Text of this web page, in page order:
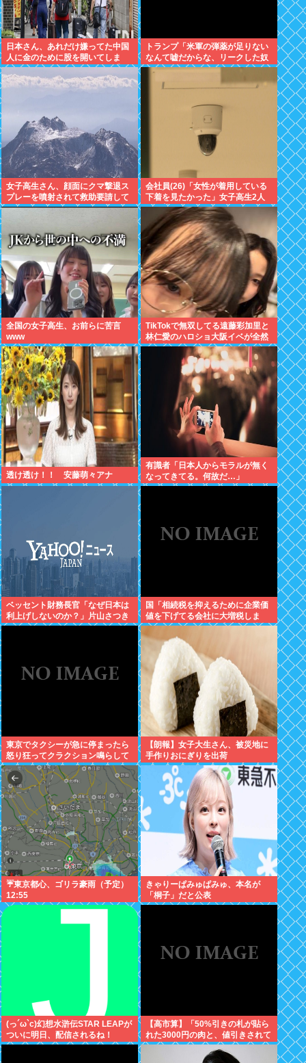
日本さん、あれだけ嫌ってた中国
人に金のために股を開いてしま
う。白浜エリアの物件、買い手が
全員中国人で民泊ウハウハへ
トランプ「米軍の弾薬が足りない
なんて嘘だからな、リークした奴
は懲役刑だ！」
女子高生さん、顔面にクマ撃退ス
プレーを噴射されて救助要請して
しまう
会社員(26)「女性が着用している
下着を見たかった」女子高生2人
の下着を盗撮
全国の女子高生、お前らに苦言
www
TikTokで無双してる遠藤彩加里と
林仁愛のハロショ大阪イベが全然
売り切れないのは何故？ボトム2
透け透け！！ 安藤萌々アナ
有識者「日本人からモラルが無く
なってきてる。何故だ…」
ベッセント財務長官「なぜ日本は
利上げしないのか？」片山さつき
との会談で激怒していた
国「相続税を抑えるために企業価
値を下げてる会社に大増税しま
す。低PBRの会社は大増税を覚悟
せよ」
東京でタクシーが急に停まったら
怒り狂ってクラクション鳴らして
るやつ、だいたい田舎ナンバー
www
【朗報】女子大生さん、被災地に
手作りおにぎりを出荷
☔東京都心、ゴリラ豪雨（予定）
12:55
きゃりーぱみゅぱみゅ、本名が
「桐子」だと公表
(っ´ω`c)幻想水滸伝STAR LEAPが
ついに明日、配信されるね！
【高市算】「50%引きの札が貼ら
れた3000円の肉と、値引きされて
いない1000円の肉では安いのはど
ちらか」父の答え「50%引きの